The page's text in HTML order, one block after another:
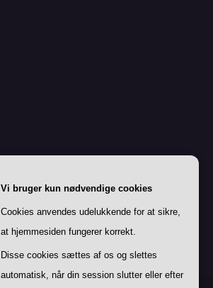
Vi bruger kun nødvendige cookies
Cookies anvendes udelukkende for at sikre,
at hjemmesiden fungerer korrekt.
Disse cookies sættes af os og slettes
automatisk, når din session slutter eller efter